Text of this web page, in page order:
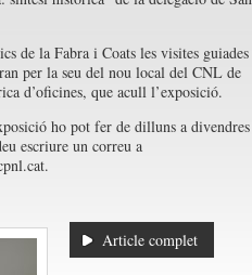
de la Fabra i Coats les visites guiades
per la seu del nou local del CNL de
d’oficines, que acull l’exposició.
ho pot fer de dilluns a divendres
escriure un correu a
Article complet